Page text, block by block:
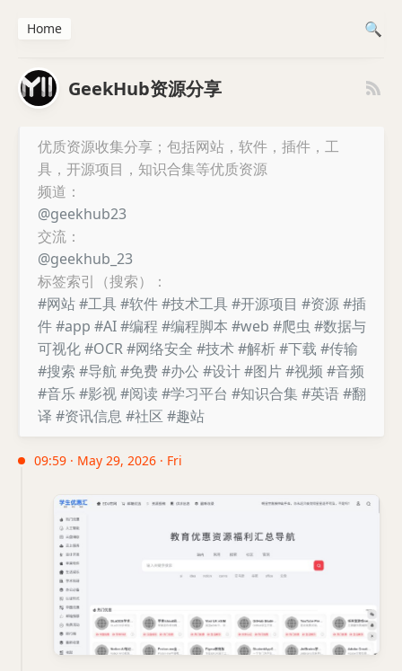
GeekHub资源分享
优质资源收集分享；包括网站，软件，插件，工
具，开源项目，知识合集等优质资源
频道：
@geekhub23
交流：
@geekhub_23
标签索引（搜索）：
#网站#工具#软件#技术工具#开源项目 #资源#插
件#app #AI#编程 #编程脚本 #web #爬虫 #数据与
可视化#OCR#网络安全 #技术#解析#下载 #传输
#搜索 #导航#免费#办公 #设计#图片#视频 #音频
#音乐#影视#阅读 #学习平台 #知识合集#英语#翻
译 #资讯信息 #社区 #趣站
09:59 · May 29, 2026 · Fri
Home